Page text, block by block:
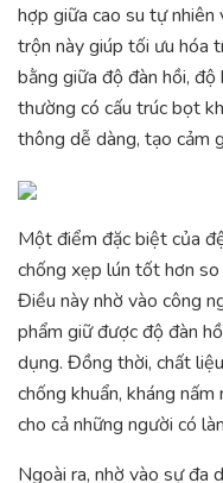
hợp giữa cao su tự nhiên
trộn này giúp tối ưu hóa
bằng giữa độ đàn hồi,
thường có cấu trúc bọt
thông dễ dàng, tạo cảm
Một điểm đặc biệt của
chống xẹp lún tốt hơn
Điều này nhờ vào công
phẩm giữ được độ đàn
dụng. Đồng thời, chất
chống khuẩn, kháng
cho cả những người có
Ngoài ra, nhờ vào sự đa